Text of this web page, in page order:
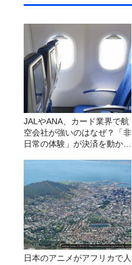
JALやANA、カード業界で航
空会社が強いのはなぜ？「非
日常の体験」が決済を動かす
日本のアニメがアフリカで人